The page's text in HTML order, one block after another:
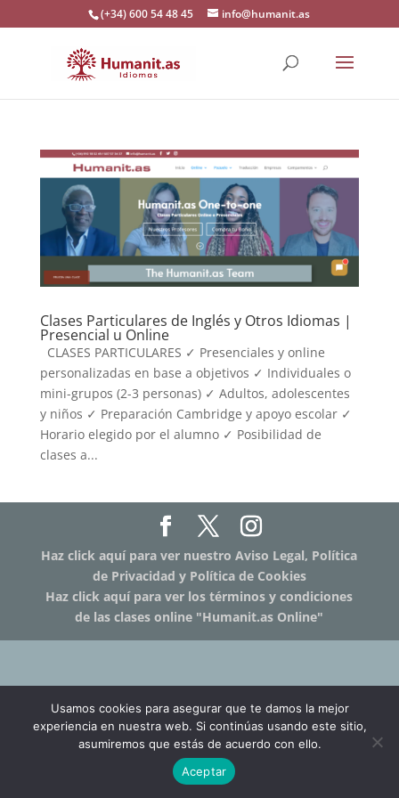
(+34) 600 54 48 45 info@humanit.as
Clases Particulares de Inglés y Otros Idiomas |
Presencial u Online
CLASES PARTICULARES ✓ Presenciales y online
personalizadas en base a objetivos ✓ Individuales o
mini-grupos (2-3 personas) ✓ Adultos, adolescentes
y niños ✓ Preparación Cambridge y apoyo escolar ✓
Horario elegido por el alumno ✓ Posibilidad de
clases a...
Haz click aquí para ver nuestro Aviso Legal, Política
de Privacidad y Política de Cookies
Haz click aquí para ver los términos y condiciones
de las clases online "Humanit.as Online"
Usamos cookies para asegurar que te damos la mejor
experiencia en nuestra web. Si continúas usando este sitio,
asumiremos que estás de acuerdo con ello.
Aceptar